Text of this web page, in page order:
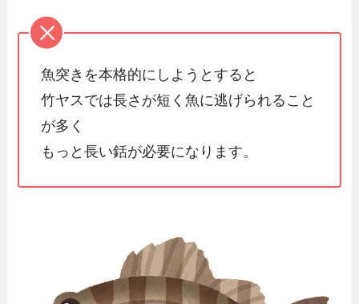
魚突きを本格的にしようとすると
竹ヤスでは長さが短く魚に逃げられること
が多く
もっと長い銛が必要になります。